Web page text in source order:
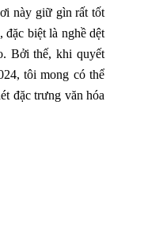
này giữ gìn rất tốt
đặc biệt là nghề dệt
Bởi thế, khi quyết
tôi mong có thể
đặc trưng văn hóa